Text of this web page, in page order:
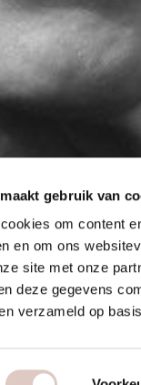
gebruik van
om content
en om ons
site met onze
deze gegevens
verzameld op